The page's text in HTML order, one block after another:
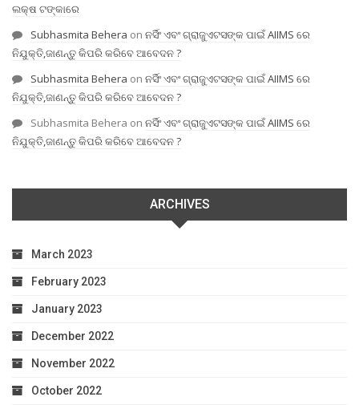
ଲକ୍ଷ ଟଙ୍କାରେ
Subhasmita Behera on ନର୍ସିଂ ଏବଂ ଗ୍ରାଜୁଏଟସଙ୍କ ପାଇଁ AIIMS ରେ
ନିଯୁକ୍ତି,ଜାଣନ୍ତୁ କିପରି କରିବେ ଆବେଦନ ?
Subhasmita Behera on ନର୍ସିଂ ଏବଂ ଗ୍ରାଜୁଏଟସଙ୍କ ପାଇଁ AIIMS ରେ
ନିଯୁକ୍ତି,ଜାଣନ୍ତୁ କିପରି କରିବେ ଆବେଦନ ?
Subhasmita Behera on ନର୍ସିଂ ଏବଂ ଗ୍ରାଜୁଏଟସଙ୍କ ପାଇଁ AIIMS ରେ
ନିଯୁକ୍ତି,ଜାଣନ୍ତୁ କିପରି କରିବେ ଆବେଦନ ?
ARCHIVES
March 2023
February 2023
January 2023
December 2022
November 2022
October 2022